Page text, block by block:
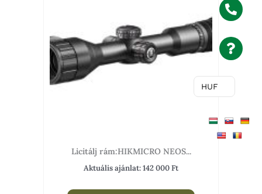
Licitálj rám:HIKMICRO NEOS...
Aktuális ajánlat:142 000Ft
HUF